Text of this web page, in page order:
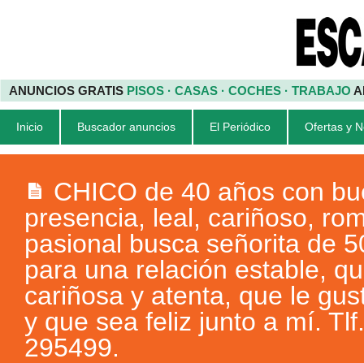
ANUNCIOS GRATIS PISOS · CASAS · COCHES · TRABAJO
Inicio Buscador anuncios El Periódico Ofertas y
CHICO de 40 años con
presencia, leal, cariñoso,
pasional busca señorita de
para una relación estable,
cariñosa y atenta, que le
y que sea feliz junto a mí.
295499.